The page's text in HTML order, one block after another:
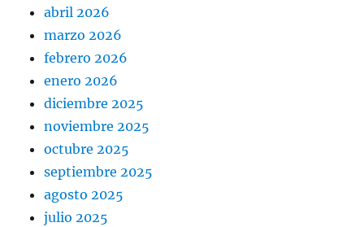
abril 2026
marzo 2026
febrero 2026
enero 2026
diciembre 2025
noviembre 2025
octubre 2025
septiembre 2025
agosto 2025
julio 2025